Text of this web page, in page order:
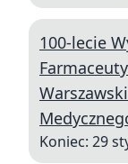
100-lecie
Koniec: 29